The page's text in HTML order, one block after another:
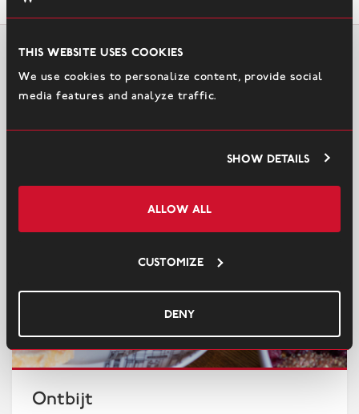
This website uses cookies
We use cookies to personalize content, provide social
media features and analyze traffic.
Show details
Allow all
Customize
Deny
Hotel New York
VOOR EN NA HET SLAPEN
Ontbijt